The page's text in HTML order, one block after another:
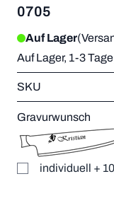
0705
Auf Lager
Auf Lager, 1-3
SKU
Gravurwunsch
individuell +